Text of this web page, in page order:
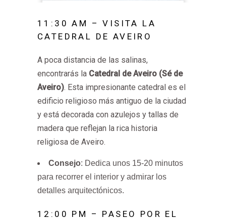
11:30 AM – VISITA LA
CATEDRAL DE AVEIRO
A poca distancia de las salinas,
encontrarás la Catedral de Aveiro (Sé de
Aveiro). Esta impresionante catedral es el
edificio religioso más antiguo de la ciudad
y está decorada con azulejos y tallas de
madera que reflejan la rica historia
religiosa de Aveiro.
Consejo: Dedica unos 15-20 minutos
para recorrer el interior y admirar los
detalles arquitectónicos.
12:00 PM – PASEO POR EL